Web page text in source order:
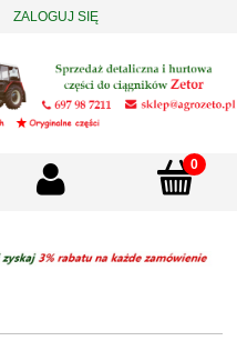
ZALOGUJ SIĘ